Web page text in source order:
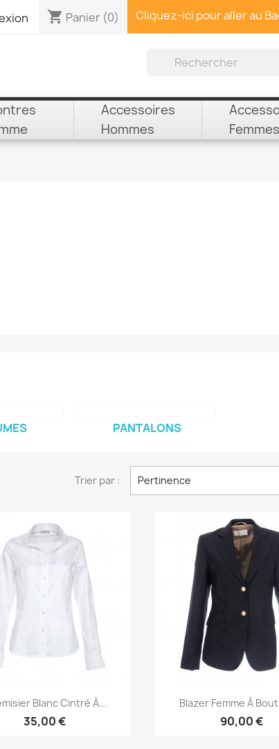
shopping_cart Panier (0) Cliquez-ici pour aller au
Accessoires
Hommes
Femmes
PANTALONS
Trier par : Pertinence
Aperçu rapide
Blanc Cintré À...
35,00 €
Aperçu
Blazer Femme À
90,00 €